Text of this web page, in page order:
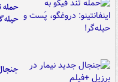
حمله